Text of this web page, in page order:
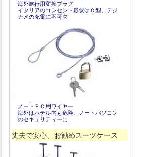
海外旅行用変換プラグ
イタリアのコンセント形状はＣ型。デジ
カメの充電に不可欠
ノートＰＣ用ワイヤー
海外はホテル内も危険。ノートパソコン
のセキュリティーに
丈夫で安心、お勧めスーツケース